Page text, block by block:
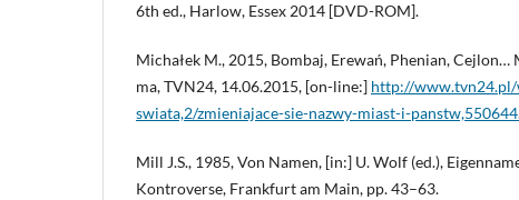
6th ed., Harlow, Essex 2014 [DVD-ROM].
Michałek M., 2015, Bombaj, Erewań, Phenian,
ma, TVN24, 14.06.2015, [on-line:] http://www.tvn24.pl/
swiata,2/zmieniajace-sie-nazwy-miast-i-
Mill J.S., 1985, Von Namen, [in:] U. Wolf (ed.),
Kontroverse, Frankfurt am Main, pp. 43–63.